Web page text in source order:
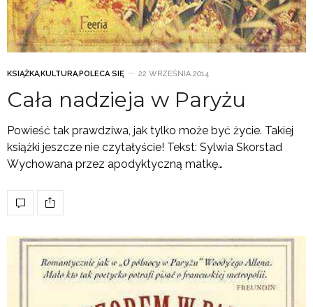
KSIĄŻKAKULTURAPOLECA SIĘ 22 WRZEŚNIA 2014
Cała nadzieja w Paryżu
Powieść tak prawdziwa, jak tylko może być życie. Takiej
książki jeszcze nie czytałyście! Tekst: Sylwia Skorstad
Wychowana przez apodyktyczną matkę…